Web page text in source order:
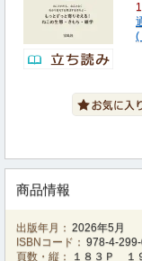
(
商品情報
出版年月： 2026年5月
ISBNコード： 978-4-
頁数・縦：
１８３Ｐ １